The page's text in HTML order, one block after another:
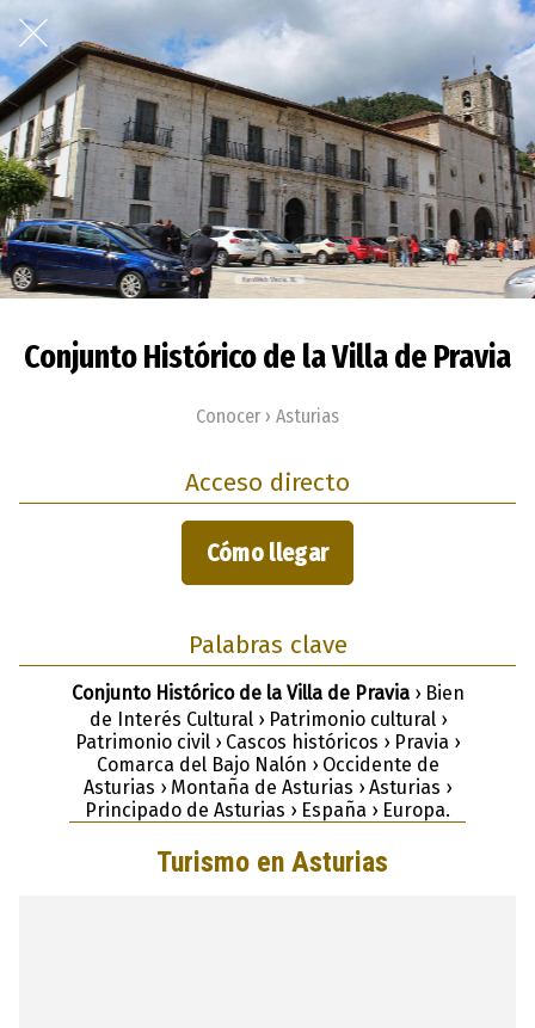
Conjunto Histórico de la Villa de Pravia
Conocer › Asturias
Acceso directo
Cómo llegar
Palabras clave
Conjunto Histórico de la Villa de Pravia› Bien
de Interés Cultural › Patrimonio cultural ›
Patrimonio civil › Cascos históricos › Pravia ›
Comarca del Bajo Nalón › Occidente de
Asturias › Montaña de Asturias › Asturias ›
Principado de Asturias › España › Europa.